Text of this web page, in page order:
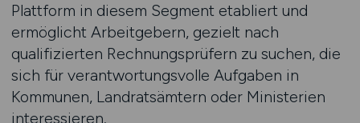
Plattform in diesem Segment etabliert und
ermöglicht Arbeitgebern, gezielt nach
qualifizierten Rechnungsprüfern zu suchen, die
sich für verantwortungsvolle Aufgaben in
Kommunen, Landratsämtern oder Ministerien
interessieren.